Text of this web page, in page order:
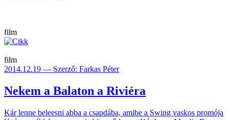
film
film
2014.12.19 — Szerző: Farkas Péter
Nekem a Balaton a Riviéra
Kár lenne bele­esni abba a csap­dába, amibe a Swing vaskos pro­mója